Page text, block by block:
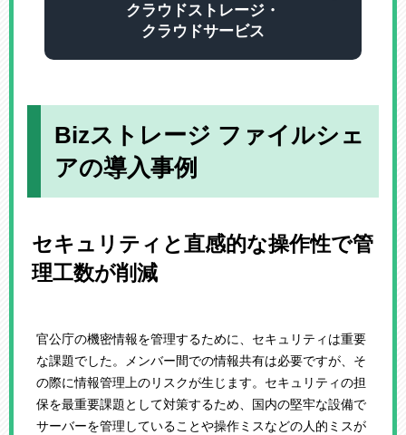
クラウドストレージ・
クラウドサービス
Bizストレージ ファイルシェ
アの導入事例
セキュリティと直感的な操作性で管
理工数が削減
官公庁の機密情報を管理するために、セキュリティは重要
な課題でした。メンバー間での情報共有は必要ですが、そ
の際に情報管理上のリスクが生じます。セキュリティの担
保を最重要課題として対策するため、国内の堅牢な設備で
サーバーを管理していることや操作ミスなどの人的ミスが